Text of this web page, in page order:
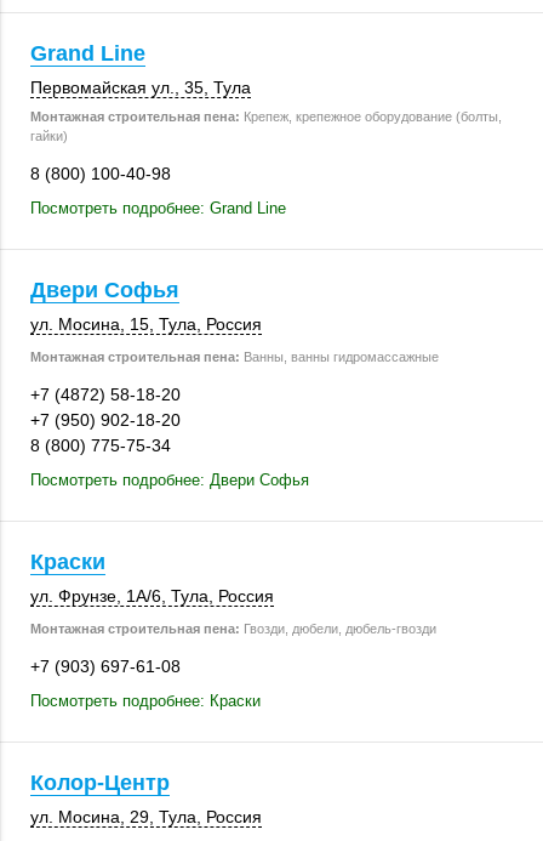
Grand Line
Первомайская ул., 35, Тула
Монтажная строительная пена: Крепеж, крепежное оборудование (болты,
гайки)
8 (800) 100-40-98
Посмотреть подробнее: Grand Line
Двери Софья
ул. Мосина, 15 Тула Россия
Монтажная строительная пена: Ванны, ванны гидромассажные
+7 (4872) 58-18-20
+7 (950) 902-18-20
8 (800) 775-75-34
Посмотреть подробнее: Двери Софья
Краски
ул. Фрунзе 1А/6 Тула Россия
Монтажная строительная пена: Гвозди, дюбели, дюбель-гвозди
+7 (903) 697-61-08
Посмотреть подробнее: Краски
Колор-Центр
ул. Мосина, 29 Тула Россия